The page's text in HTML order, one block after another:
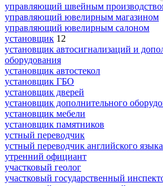
управляющий швейным
управляющий ювелирным магазином
управляющий ювелирным салоном
установщик 12
установщик автосигнализаций и
оборудования
установщик автостекол
установщик ГБО
установщик дверей
установщик дополнительного
установщик мебели
установщик памятников
устный переводчик
устный переводчик английского языка
утренний официант
участковый геолог
участковый государственный